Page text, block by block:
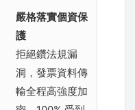
嚴格落實個資保
護
拒絕鑽法規漏
洞，發票資料傳
輸全程高強度加